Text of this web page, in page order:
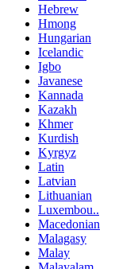
Hebrew
Hmong
Hungarian
Icelandic
Igbo
Javanese
Kannada
Kazakh
Khmer
Kurdish
Kyrgyz
Latin
Latvian
Lithuanian
Luxembou..
Macedonian
Malagasy
Malay